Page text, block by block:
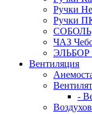
Ручки
Ручки
СОБОЛЬ,
ЧАЗ
ЭЛЬБОР
Вентиляция
-